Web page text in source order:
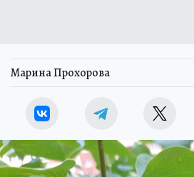
Марина Прохорова